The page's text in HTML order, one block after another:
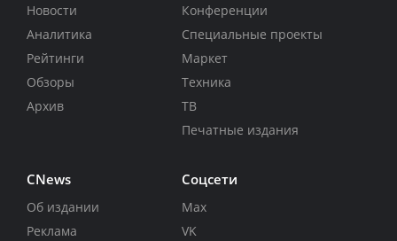
Новости
Аналитика
Рейтинги
Обзоры
Архив
Конференции
Специальные проекты
Маркет
Техника
ТВ
Печатные издания
CNews
Об издании
Реклама
Соцсети
Max
VK